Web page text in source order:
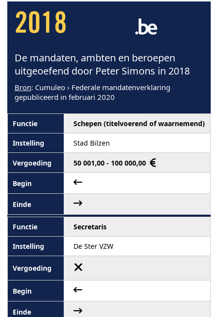
2018
De mandaten, ambten en beroepen
uitgeoefend door Peter Simons in 2018
Bron: Cumuleo › Federale mandatenverklaring
gepubliceerd in februari 2020
Schepen (titelvoerend of waarnemend)
Stad Bilzen
50 001,00 - 100 000,00
Secretaris
De Ster VZW